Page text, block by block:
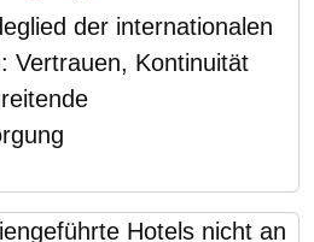
der internationalen
Vertrauen, Kontinuität